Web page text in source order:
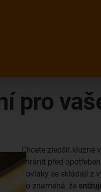
pro
Chcete zlepšit kluzné
chránit před
povlaky se skládají z
To znamená, že